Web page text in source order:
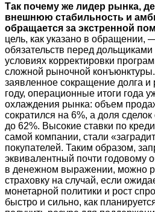
Так почему же лидер рынка,
внешнюю стабильность и
обращается за экстренной
цель, как указано в обращении,
обязательств перед
условиях корректировки
сложной рыночной конъюнктуры
заявленное сокращение долга и
году, операционные итоги года
охлаждения рынка: объем
сократился на 6%, а доля
до 62%. Высокие ставки по
самой компании, стали
покупателей. Таким образом,
эквивалентный почти годовому
в денежном выражении, можно
страховку на случай, если
монетарной политики и рост
быстро и сильно, как